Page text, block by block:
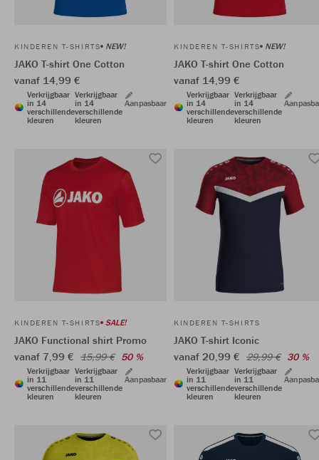
KINDEREN T-SHIRTS NEW!
JAKO T-shirt One Cotton
vanaf 14,99 €
Verkrijgbaar
in 14
verschillende
kleuren
Verkrijgbaar
in 14
verschillende
kleuren
Aanpasbaar
KINDEREN T-SHIRTS NEW!
JAKO T-shirt One Cotton
vanaf 14,99 €
Verkrijgbaar
in 14
verschillende
kleuren
Verkrijgbaar
in 14
verschillende
kleuren
KINDEREN T-SHIRTS SALE!
JAKO Functional shirt Promo
vanaf 7,99 € 15,99 € 50 %
Verkrijgbaar
in 11
verschillende
kleuren
Verkrijgbaar
in 11
verschillende
kleuren
Aanpasbaar
KINDEREN T-SHIRTS
JAKO T-shirt Iconic
vanaf 20,99 € 29,99 € 30 %
Verkrijgbaar
in 11
verschillende
kleuren
Verkrijgbaar
in 11
verschillende
kleuren